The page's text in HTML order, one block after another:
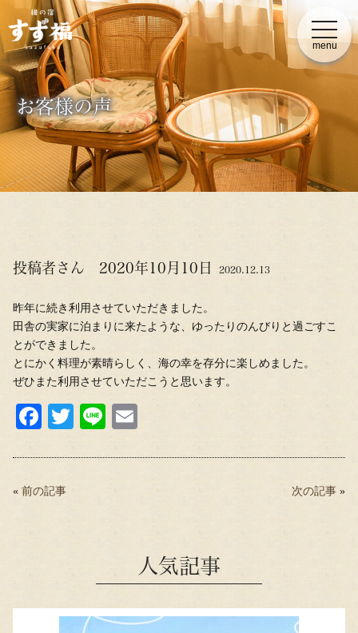
t
o
g
g
l
a
i
o
menu
お客様の声
投稿者さん 2020年10月10日 2020.12.13
昨年に続き利用させていただきました。
田舎の実家に泊まりに来たような、ゆったりのんびりと過ごすこ
とができました。
とにかく料理が素晴らしく、海の幸を存分に楽しめました。
ぜひまた利用させていただこうと思います。
Fa
bo
ok
T
tte
Li
ail
« 前の記事 次の記事 »
人気記事